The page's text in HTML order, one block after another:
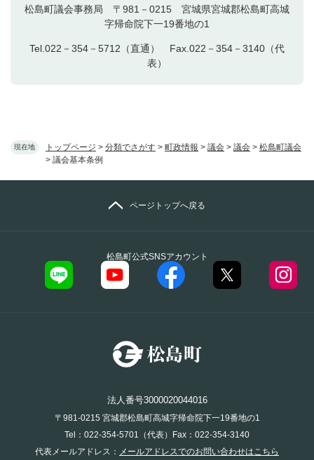
現在地 トップページ > 分類でさがす > 町政情報 > 議会 > 議会 > 松島町議会
> 議会基本条例
松島町議会事務局 〒981－0215 宮城県宮城郡松島町高城
字帰命院下一19番地の1
Tel.022－354－5712（直通） Fax.022－354－3140（代
表）
松島町公式SNSアカウント
ページトップへ戻る
法人番号3000020044016
〒981-0215 宮城郡松島町高城字帰命院下一19番地の1
Tel：022-354-5701（代表）Fax：022-354-3140
代表メールアドレス： メールアドレスでのお問い合わせはこちら